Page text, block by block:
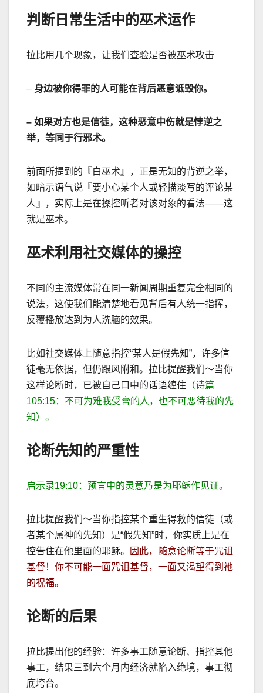
判断日常生活中的巫术运作
拉比用几个现象，让我们查验是否被巫术攻击
– 身边被你得罪的人可能在背后恶意诋毁你。
– 如果对方也是信徒，这种恶意中伤就是悖逆之
举，等同于行邪术。
前面所提到的『白巫术』，正是无知的背逆之举，
如暗示语气说『要小心某个人或轻描淡写的评论某
人』，实际上是在操控听者对该对象的看法——这
就是巫术。
巫术利用社交媒体的操控
不同的主流媒体常在同一新闻周期重复完全相同的
说法，这使我们能清楚地看见背后有人统一指挥，
反覆播放达到为人洗脑的效果。
比如社交媒体上随意指控“某人是假先知”，许多信
徒毫无依据，但仍跟风附和。拉比提醒我们～当你
这样论断时，已被自己口中的话语缠住 （诗篇
105:15：不可为难我受膏的人，也不可恶待我的先
知）。
论断先知的严重性
启示录19:10：预言中的灵意乃是为耶稣作见证。
拉比提醒我们～当你指控某个重生得救的信徒（或
者某个属神的先知）是“假先知”时，你实质上是在
控告住在他里面的耶稣。
因此，随意论断等于咒诅
基督！你不可能一面咒诅基督，一面又渴望得到祂
的祝福。
论断的后果
拉比提出他的经验：许多事工随意论断、指控其他
事工，结果三到六个月内经济就陷入绝境，事工彻
底垮台。